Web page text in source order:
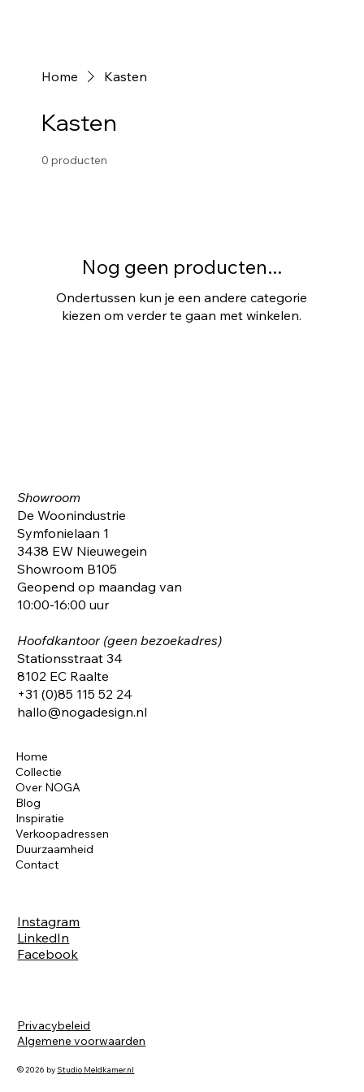
Home Kasten
Kasten
0 producten
Nog geen producten...
Ondertussen kun je een andere categorie
kiezen om verder te gaan met winkelen.
Showroom
De Woonindustrie
Symfonielaan 1
3438 EW Nieuwegein
Showroom B105
Geopend op maandag van
10:00-16:00 uur
Hoofdkantoor (geen bezoekadres)
Stationsstraat 34
8102 EC Raalte
+31 (0)85 115 52 24
hallo@nogadesign.nl
Home
Collectie
Over NOGA
Blog
Inspiratie
Verkoopadressen
Duurzaamheid
Contact
Instagram
LinkedIn
Facebook
Privacybeleid
Algemene voorwaarden
© 2026 by Studio Meldkamer.nl